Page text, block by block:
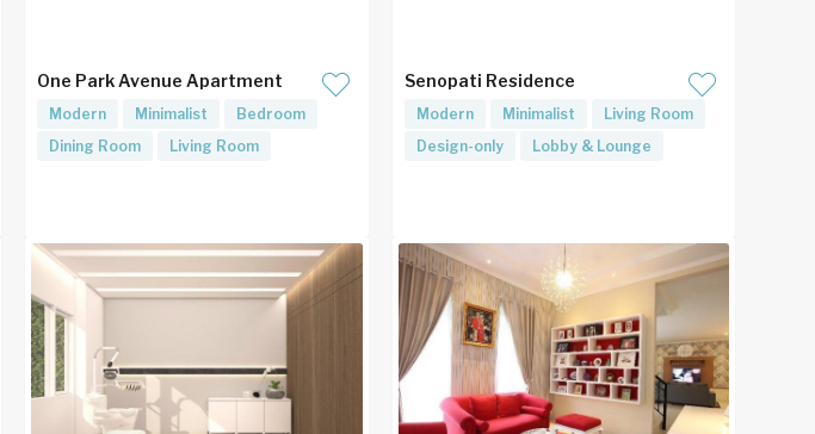
One Park Avenue Apartment
Modern Minimalist
Bedroom
Dining Room
Living Room
Senopati Residence
Modern Minimalist
Living Room
Design-only
Lobby & Lounge